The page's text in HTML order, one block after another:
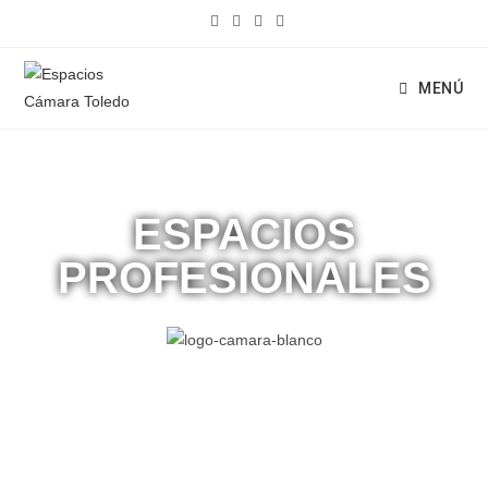
MENÚ
ESPACIOS
PROFESIONALES